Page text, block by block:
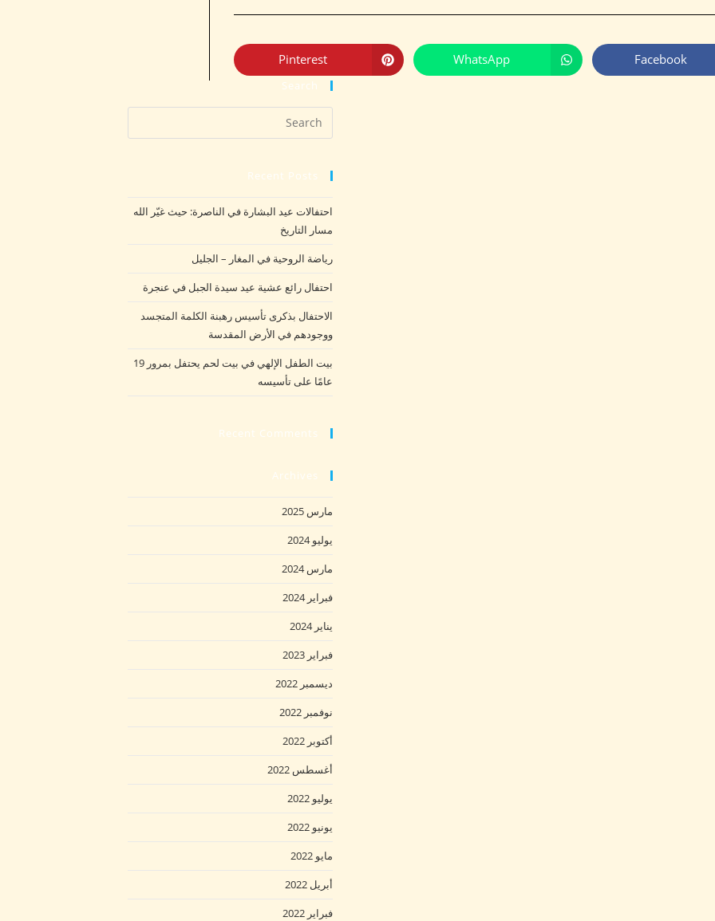
Facebook
WhatsApp
Pinterest
Search
Recent Posts
احتفالات عيد البشارة في الناصرة: حيث غيّر الله
مسار التاريخ
رياضة الروحية في المغار – الجليل
احتفال رائع عشية عيد سيدة الجبل في عنجرة
الاحتفال بذكرى تأسيس رهبنة الكلمة المتجسد
ووجودهم في الأرض المقدسة
بيت الطفل الإلهي في بيت لحم يحتفل بمرور 19
عامًا على تأسيسه
Recent Comments
Archives
مارس 2025
يوليو 2024
مارس 2024
فبراير 2024
يناير 2024
فبراير 2023
ديسمبر 2022
نوفمبر 2022
أكتوبر 2022
أغسطس 2022
يوليو 2022
يونيو 2022
مايو 2022
أبريل 2022
فبراير 2022